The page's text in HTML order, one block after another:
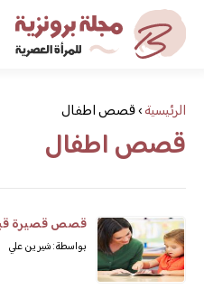
مجلة برونزيةالرئيسية›قصص اطفال
قصص اطفال
قصص قصيرة
بواسطة: شيرين علي